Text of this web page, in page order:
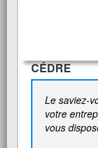
CÉDRE
Le saviez-
votre
vous